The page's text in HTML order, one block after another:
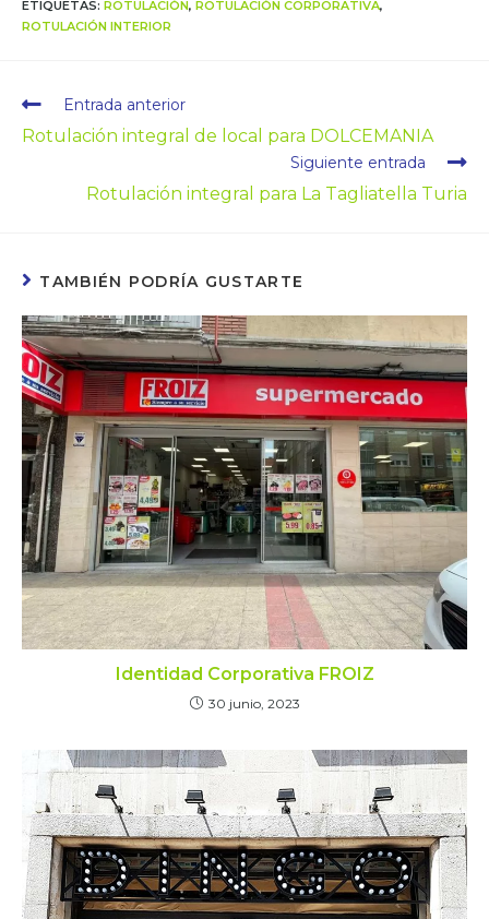
ETIQUETAS: ROTULACIÓN, ROTULACIÓN CORPORATIVA,
ROTULACIÓN INTERIOR
Entrada anterior
Rotulación integral de local para DOLCEMANIA
Siguiente entrada
Rotulación integral para La Tagliatella Turia
TAMBIÉN PODRÍA GUSTARTE
Identidad Corporativa FROIZ
30 junio, 2023